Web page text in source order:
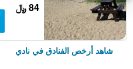
84 ﷼
شاهد أرخص الفنادق في نادي